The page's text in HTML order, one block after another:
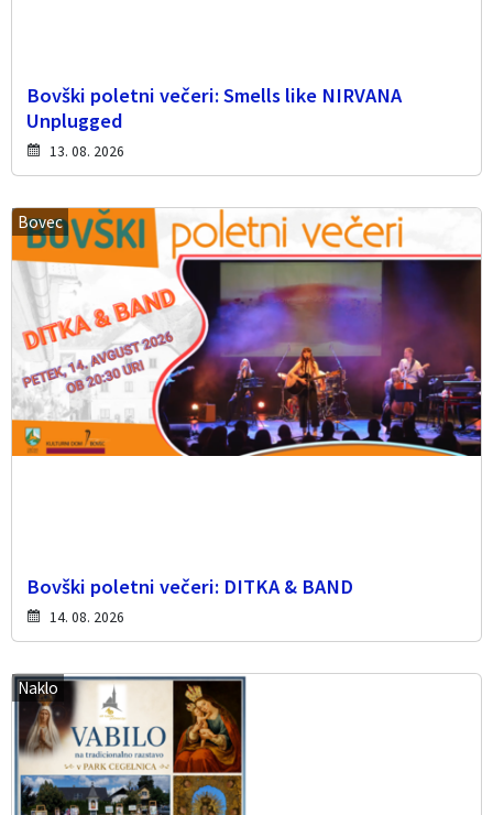
Bovški poletni večeri: Smells like NIRVANA
Unplugged
13. 08. 2026
Bovec
Bovški poletni večeri: DITKA & BAND
14. 08. 2026
Naklo